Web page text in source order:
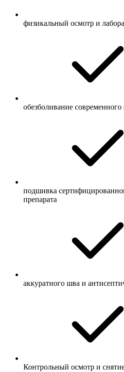
физикальный осмотр и
обезболивание современного
подшивка
препарата
аккуратного шва и
Контрольный осмотр и